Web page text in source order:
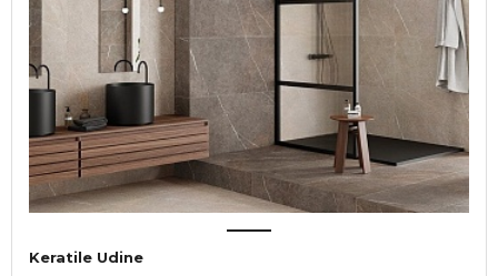
Keratile Udine